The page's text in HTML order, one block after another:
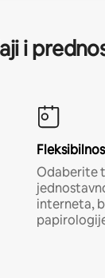
i
Odaberite
interneta,